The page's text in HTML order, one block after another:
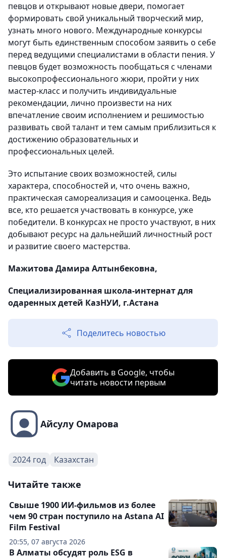
певцов и открывают новые двери, помогает
формировать свой уникальный творческий мир,
узнать много нового. Международные конкурсы
могут быть единственным способом заявить о себе
перед ведущими специалистами в области пения. У
певцов будет возможность пообщаться с членами
высокопрофессионального жюри, пройти у них
мастер-класс и получить индивидуальные
рекомендации, лично произвести на них
впечатление своим исполнением и решимостью
развивать свой талант и тем самым приблизиться к
достижению образовательных и
профессиональных целей.
Это испытание своих возможностей, силы
характера, способностей и, что очень важно,
практическая самореализация и самооценка. Ведь
все, кто решается участвовать в конкурсе, уже
победители. В конкурсах не просто участвуют, в них
добывают ресурс на дальнейший личностный рост
и развитие своего мастерства.
Мажитова Дамира Алтынбековна,
Специализированная школа-интернат для
одаренных детей КазНУИ, г.Астана
Поделитесь новостью
Добавить в Google, чтобы
читать новости первым
Айсулу Омарова
2024 год Казахстан
Читайте также
20:55, 07 августа 2026
Свыше 1900 ИИ-фильмов из более
чем 90 стран поступило на Astana AI
Film Festival
В Алматы обсудят роль ESG в